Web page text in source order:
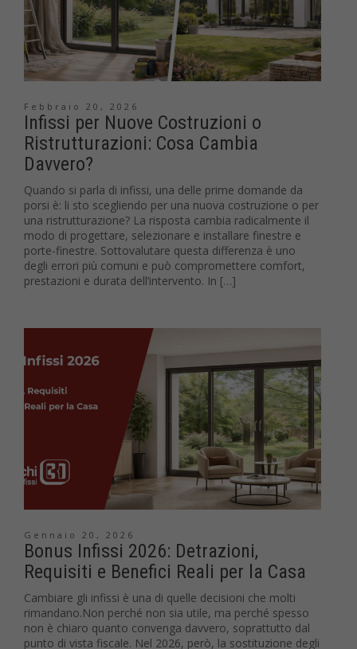
Febbraio 20, 2026
Infissi per Nuove Costruzioni o
Ristrutturazioni: Cosa Cambia
Davvero?
Quando si parla di infissi, una delle prime domande da
porsi è: li sto scegliendo per una nuova costruzione o per
una ristrutturazione? La risposta cambia radicalmente il
modo di progettare, selezionare e installare finestre e
porte-finestre. Sottovalutare questa differenza è uno
degli errori più comuni e può compromettere comfort,
prestazioni e durata dell’intervento. In […]
Gennaio 20, 2026
Bonus Infissi 2026: Detrazioni,
Requisiti e Benefici Reali per la Casa
Cambiare gli infissi è una di quelle decisioni che molti
rimandano.Non perché non sia utile, ma perché spesso
non è chiaro quanto convenga davvero, soprattutto dal
punto di vista fiscale. Nel 2026, però, la sostituzione degli